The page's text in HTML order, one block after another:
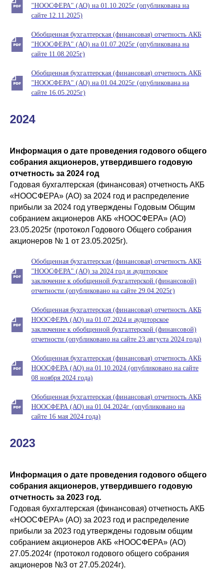
"НООСФЕРА" (АО) на 01.10.2025г (опубликована на
сайте 12.11.2025)
Обобщенная бухгалтерская (финансовая) отчетность АКБ
"НООСФЕРА" (АО) на 01.07.2025г (опубликована на
сайте 11.08.2025г)
Обобщенная бухгалтерская (финансовая) отчетность АКБ
"НООСФЕРА" (АО) на 01.04.2025г (опубликована на
сайте 16.05.2025г)
2024
Информация о дате проведения годового общего
собрания акционеров, утвердившего годовую
отчетность за 2024 год
Годовая бухгалтерская (финансовая) отчетность АКБ
«НООСФЕРА» (АО) за 2024 год и распределение
прибыли за 2024 год утверждены Годовым Общим
собранием акционеров АКБ «НООСФЕРА» (АО)
23.05.2025г (протокол Годового Общего собрания
акционеров № 1 от 23.05.2025г).
Обобщенная бухгалтерская (финансовая) отчетность АКБ
"НООСФЕРА" (АО) за 2024 год и аудиторское
заключение к обобщенной бухгалтерской (финансовой)
отчетности (опубликовано на сайте 29.04.2025г)
Обобщенная бухгалтерская (финансовая) отчетность АКБ
НООСФЕРА (АО) на 01.07.2024 и аудиторское
заключение к обобщенной бухгалтерской (финансовой)
отчетности (опубликовано на сайте 23 августа 2024 года)
Обобщенная бухгалтерская (финансовая) отчетность АКБ
НООСФЕРА (АО) на 01.10.2024 (опубликовано на сайте
08 ноября 2024 года)
Обобщенная бухгалтерская (финансовая) отчетность АКБ
НООСФЕРА (АО) на 01.04.2024г. (опубликовано на
сайте 16 мая 2024 года)
2023
Информация о дате проведения годового общего
собрания акционеров, утвердившего годовую
отчетность за 2023 год.
Годовая бухгалтерская (финансовая) отчетность АКБ
«НООСФЕРА» (АО) за 2023 год и распределение
прибыли за 2023 год утверждены годовым общим
собранием акционеров АКБ «НООСФЕРА» (АО)
27.05.2024г (протокол годового общего собрания
акционеров №3 от 27.05.2024г).